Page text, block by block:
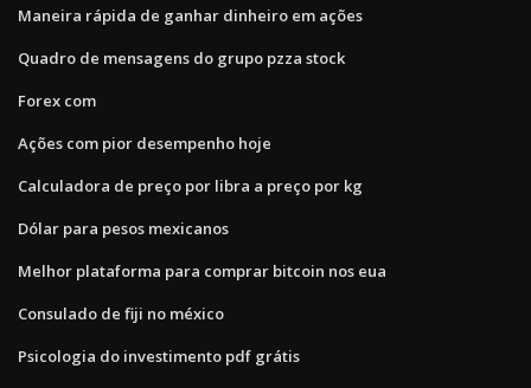
Maneira rápida de ganhar dinheiro em ações
Quadro de mensagens do grupo pzza stock
Forex com
Ações com pior desempenho hoje
Calculadora de preço por libra a preço por kg
Dólar para pesos mexicanos
Melhor plataforma para comprar bitcoin nos eua
Consulado de fiji no méxico
Psicologia do investimento pdf grátis